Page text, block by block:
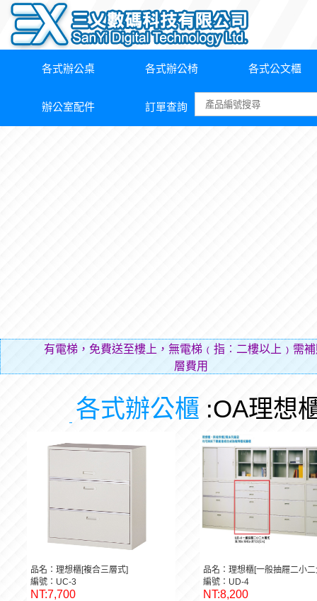
各式辦公桌 各式辦公椅 各式公文櫃
辦公室配件 訂單查詢
有電梯，免費送至樓上，無電梯﹙指︰二樓以上﹚需
層費用（貼補搬運
各式辦公櫃 :OA理想
品名：理想櫃[複合三層式]
編號：UC-3
NT:7,700
品名：理想櫃[一般抽屜二小
編號：UD-4
NT:8,200